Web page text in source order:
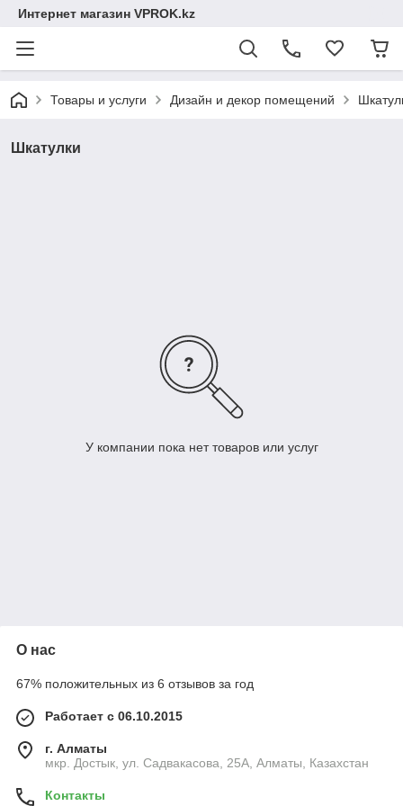
Интернет магазин VPROK.kz
Товары и услуги Дизайн и декор помещений
Шкатулки
У компании пока нет товаров или услуг
О нас
67% положительных из 6 отзывов за год
Работает с 06.10.2015
г. Алматы
мкр. Достык, ул. Садвакасова, 25А, Алматы, Казахстан
Контакты